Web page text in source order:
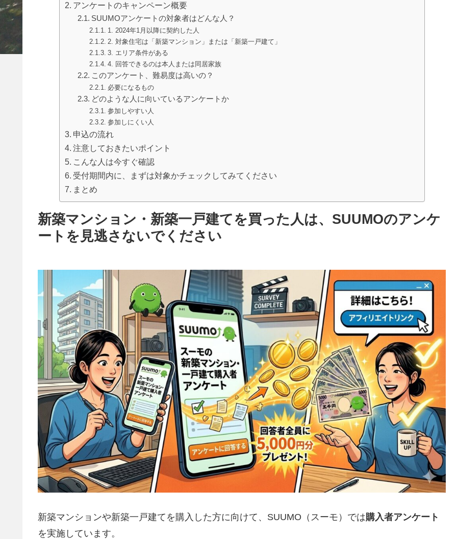
アンケートのキャンペーン概要
SUUMOアンケートの対象者はどんな人？
1. 2024年1月以降に契約した人
2. 対象住宅は「新築マンション」または「新築一戸建て」
3. エリア条件がある
4. 回答できるのは本人または同居家族
このアンケート、難易度は高いの？
必要になるもの
どのような人に向いているアンケートか
参加しやすい人
参加しにくい人
申込の流れ
注意しておきたいポイント
こんな人は今すぐ確認
受付期間内に、まずは対象かチェックしてみてください
まとめ
新築マンション・新築一戸建てを買った人は、SUUMOのアンケ
ートを見逃さないでください
新築マンションや新築一戸建てを購入した方に向けて、SUUMO（スーモ）では購入者アンケート
を実施しています。